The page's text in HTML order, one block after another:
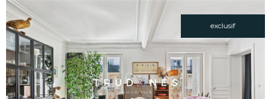
exclusif